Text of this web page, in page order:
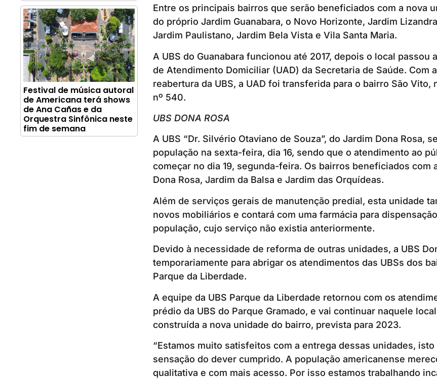
Festival de música autoral
de Americana terá shows
de Ana Cañas e da
Orquestra Sinfônica neste
fim de semana
Entre os principais bairros que serão beneficiados com a nova
do próprio Jardim Guanabara, o Novo Horizonte, Jardim
Jardim Paulistano, Jardim Bela Vista e Vila Santa Maria.
A UBS do Guanabara funcionou até 2017, depois o local passou
de Atendimento Domiciliar (UAD) da Secretaria de Saúde. Com
reabertura da UBS, a UAD foi transferida para o bairro São Vito,
nº 540.
UBS DONA ROSA
A UBS “Dr. Silvério Otaviano de Souza”, do Jardim Dona Rosa,
população na sexta-feira, dia 16, sendo que o atendimento ao
começar no dia 19, segunda-feira. Os bairros beneficiados com
Dona Rosa, Jardim da Balsa e Jardim das Orquídeas.
Além de serviços gerais de manutenção predial, esta unidade
novos mobiliários e contará com uma farmácia para
população, cujo serviço não existia anteriormente.
Devido à necessidade de reforma de outras unidades, a UBS
temporariamente para abrigar os atendimentos das UBSs dos
Parque da Liberdade.
A equipe da UBS Parque da Liberdade retornou com os
prédio da UBS do Parque Gramado, e vai continuar naquele
construída a nova unidade do bairro, prevista para 2023.
“Estamos muito satisfeitos com a entrega dessas unidades, isto
sensação do dever cumprido. A população americanense
qualitativa e com mais acesso. Por isso estamos trabalhando